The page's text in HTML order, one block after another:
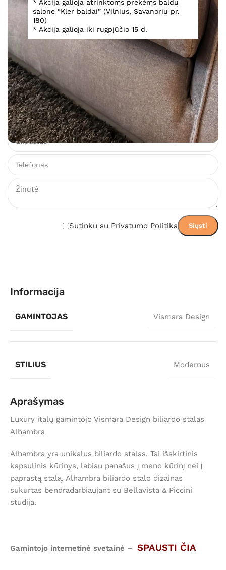
* Akcija galioja atrinktoms prekėms baldų
salone “Kler baldai” (Vilnius, Savanorių pr.
180)
* Akcija galioja iki rugpjūčio 15 d.
Biliardo stalas Alhambra
Teirautis
Įsiminti
Teirautis dėl prekės
Sutinku su Privatumo Politika
Informacija
GAMINTOJAS Vismara Design
STILIUS Modernus
Aprašymas
Luxury italų gamintojo Vismara Design biliardo stalas
Alhambra
Alhambra yra unikalus biliardo stalas. Tai išskirtinis
kapsulinis kūrinys, labiau panašus į meno kūrinį nei į
paprastą stalą. Alhambra biliardo stalo dizainas
sukurtas bendradarbiaujant su Bellavista & Piccini
studija.
Gamintojo internetinė svetainė – SPAUSTI ČIA